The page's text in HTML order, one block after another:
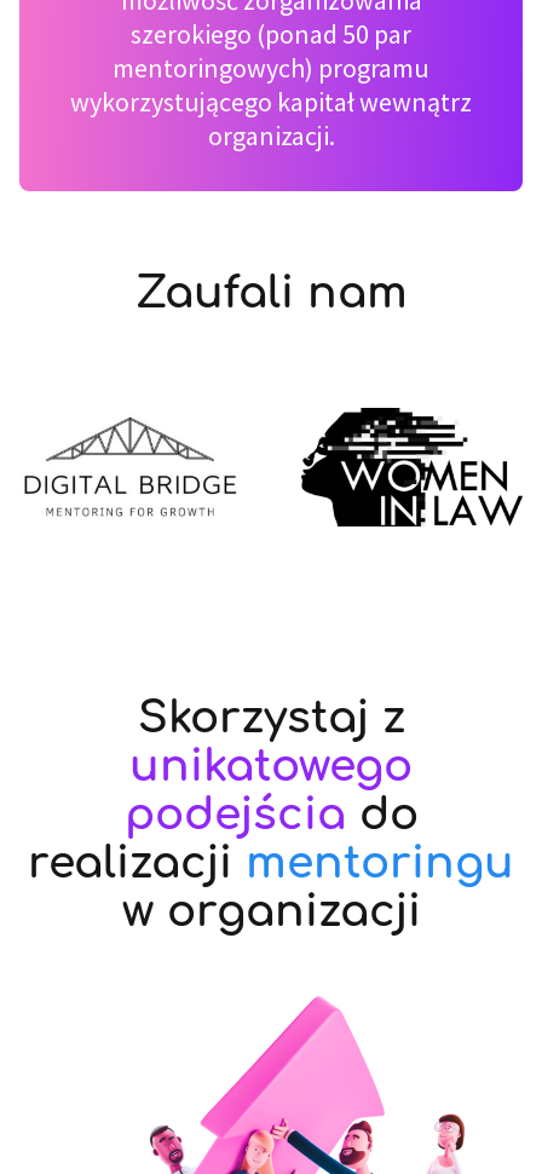
szerokiego (ponad 50 par
mentoringowych) programu
wykorzystującego kapitał wewnątrz
organizacji.
Zaufali nam
Skorzystaj z
unikatowego
podejścia do
realizacji mentoringu
w organizacji